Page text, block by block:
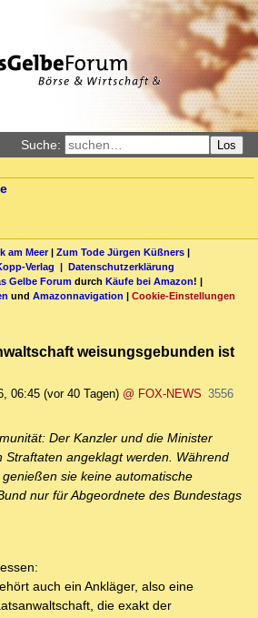
Suche: Los
am Meer| Zum Tode Jürgen Küßners |
Verlag | Datenschutzerklärung
Gelbe Forum durch Käufe bei Amazon! |
und Amazonnavigation | Cookie-Einstellungen
weisungsgebunden ist
06:45 (vor 40 Tagen) @ FOX-NEWS 3556
Der Kanzler und die Minister
Straftaten angeklagt werden. Während
sie keine automatische
nur für Abgeordnete des Bundestags
auch ein Ankläger, also eine
die exakt der